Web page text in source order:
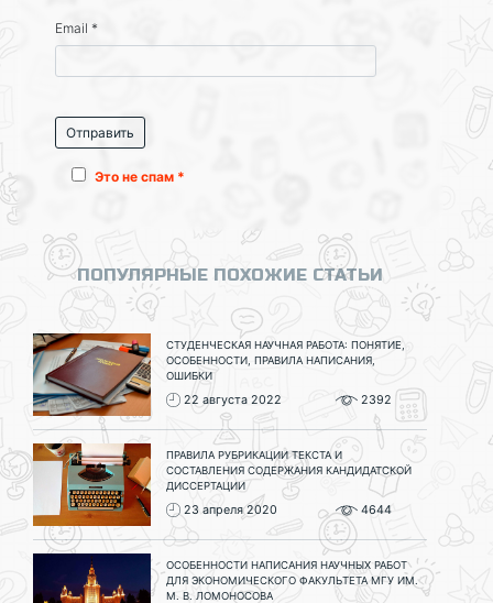
Email *
Это не спам *
ПОПУЛЯРНЫЕ ПОХОЖИЕ СТАТЬИ
СТУДЕНЧЕСКАЯ НАУЧНАЯ РАБОТА: ПОНЯТИЕ,
ОСОБЕННОСТИ, ПРАВИЛА НАПИСАНИЯ,
ОШИБКИ
22 августа 2022 2392
ПРАВИЛА РУБРИКАЦИИ ТЕКСТА И
СОСТАВЛЕНИЯ СОДЕРЖАНИЯ КАНДИДАТСКОЙ
ДИССЕРТАЦИИ
23 апреля 2020 4644
ОСОБЕННОСТИ НАПИСАНИЯ НАУЧНЫХ РАБОТ
ДЛЯ ЭКОНОМИЧЕСКОГО ФАКУЛЬТЕТА МГУ ИМ.
М. В. ЛОМОНОСОВА